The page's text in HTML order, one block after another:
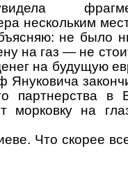
нескольким
не было
на газ — не
на будущую
Януковича
партнерства в
морковку на
Что скорее